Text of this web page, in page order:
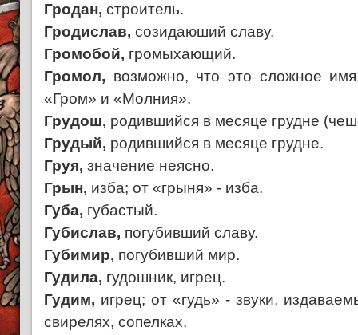
Гродан, строитель.
Гродислав, созидаюший славу.
Громобой, громыхающий.
Громол, возможно, что это сложное
«Гром» и «Молния».
Грудош, родившийся в месяце грудне
Грудый, родившийся в месяце грудне.
Груя, значение неясно.
Грын, изба; от «грыня» - изба.
Губа, губастый.
Губислав, погубивший славу.
Губимир, погубивший мир.
Гудила, гудошник, игрец.
Гудим, игрец; от «гудь» - звуки,
свирелях, сопелках.